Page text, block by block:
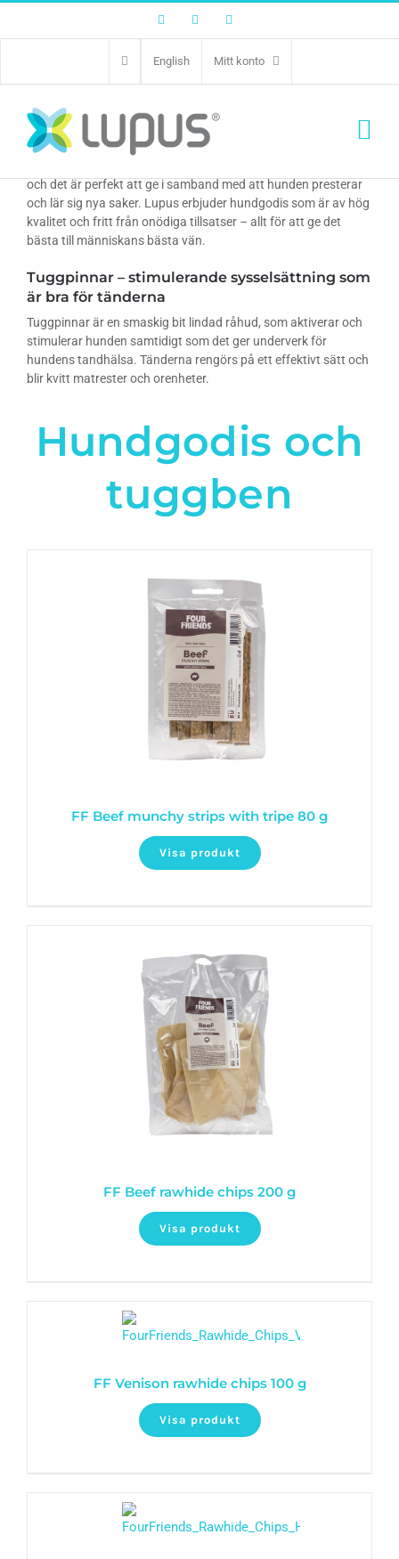
FacebookTwitter
English Mitt konto
Hundgodis och
tuggben
FF Beef munchy strips with tripe 80 g
Visa produkt
FF Beef rawhide chips 200 g
Visa produkt
FF Venison rawhide chips 100 g
Visa produkt
Lupus erbjuder hundgodis som inte bara smakar väldigt gott
för hunden – det är dessutom hälsosamt för bland annat
och det är perfekt att ge i samband med att hunden presterar
och lär sig nya saker. Lupus erbjuder hundgodis som är av hög
kvalitet och fritt från onödiga tillsatser – allt för att ge det
bästa till människans bästa vän.
Tuggpinnar – stimulerande sysselsättning som
är bra för tänderna
Tuggpinnar är en smaskig bit lindad råhud, som aktiverar och
stimulerar hunden samtidigt som det ger underverk för
hundens tandhälsa. Tänderna rengörs på ett effektivt sätt och
blir kvitt matrester och orenheter.